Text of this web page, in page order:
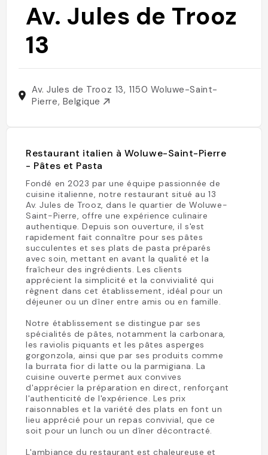
Av. Jules de Trooz
13
Av. Jules de Trooz 13, 1150 Woluwe-Saint-
Pierre, Belgique
Restaurant italien à Woluwe-Saint-Pierre
- Pâtes et Pasta
Fondé en 2023 par une équipe passionnée de
cuisine italienne, notre restaurant situé au 13
Av. Jules de Trooz, dans le quartier de Woluwe-
Saint-Pierre, offre une expérience culinaire
authentique. Depuis son ouverture, il s'est
rapidement fait connaître pour ses pâtes
succulentes et ses plats de pasta préparés
avec soin, mettant en avant la qualité et la
fraîcheur des ingrédients. Les clients
apprécient la simplicité et la convivialité qui
règnent dans cet établissement, idéal pour un
déjeuner ou un dîner entre amis ou en famille.
Notre établissement se distingue par ses
spécialités de pâtes, notamment la carbonara,
les raviolis piquants et les pâtes asperges
gorgonzola, ainsi que par ses produits comme
la burrata fior di latte ou la parmigiana. La
cuisine ouverte permet aux convives
d'apprécier la préparation en direct, renforçant
l'authenticité de l'expérience. Les prix
raisonnables et la variété des plats en font un
lieu apprécié pour un repas convivial, que ce
soit pour un lunch ou un dîner décontracté.
L'ambiance du restaurant est chaleureuse et